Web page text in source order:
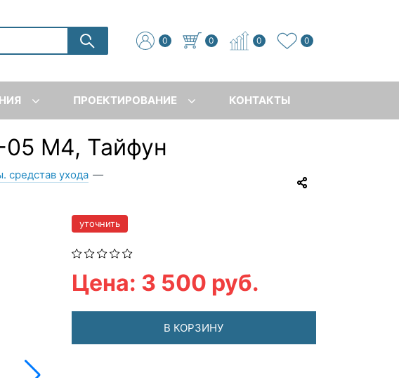
0 0 0 0
ПРОЕКТИРОВАНИЕ КОНТАКТЫ
М4, Тайфун
средстав ухода —
уточнить
Цена: 3 500 руб.
В КОРЗИНУ